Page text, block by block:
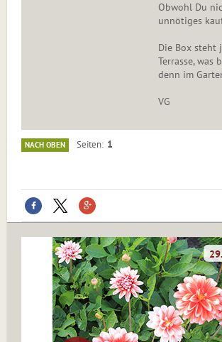
Obwohl Du
unnötiges
Die Box steht
Terrasse, was
denn im
VG
NACH OBEN Seiten 1